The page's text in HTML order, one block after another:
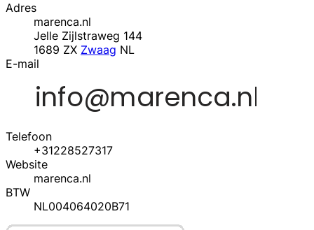
Adres
marenca.nl
Jelle Zijlstraweg 144
1689 ZX Zwaag NL
E-mail
Telefoon
+31228527317
Website
marenca.nl
BTW
NL004064020B71